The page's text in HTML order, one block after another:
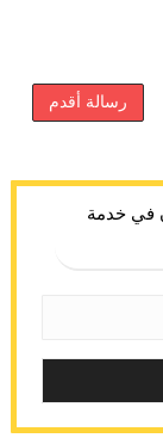
رسالة أقدم
في خدمة